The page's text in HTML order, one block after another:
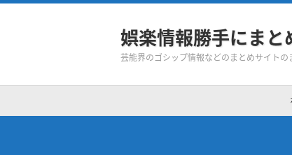
娯楽情報勝手にまと
芸能界のゴシップ情報などのまとめサイトの